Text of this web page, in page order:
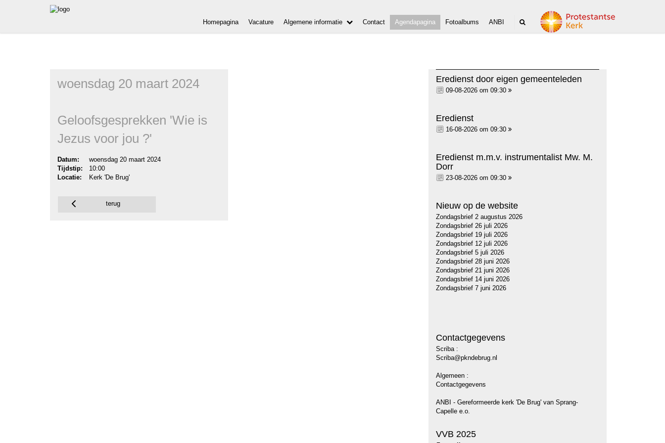
Homepagina Vacature Algemene informatie Contact Agendapagina Fotoalbums ANBI
woensdag 20 maart 2024
Geloofsgesprekken 'Wie is
Jezus voor jou ?'
Datum:
woensdag 20 maart 2024
Tijdstip:
10:00
Locatie:
Kerk 'De Brug'
terug
Eredienst door eigen gemeenteleden
09-08-2026 om 09:30
Eredienst
16-08-2026 om 09:30
Eredienst m.m.v. instrumentalist Mw. M.
Dorr
23-08-2026 om 09:30
Nieuw op de website
Zondagsbrief 2 augustus 2026
Zondagsbrief 26 juli 2026
Zondagsbrief 19 juli 2026
Zondagsbrief 12 juli 2026
Zondagsbrief 5 juli 2026
Zondagsbrief 28 juni 2026
Zondagsbrief 21 juni 2026
Zondagsbrief 14 juni 2026
Zondagsbrief 7 juni 2026
Contactgegevens
Scriba :
Scriba@pkndebrug.nl
Algemeen :
Contactgegevens
ANBI - Gereformeerde kerk 'De Brug' van Sprang-
Capelle e.o.
VVB 2025